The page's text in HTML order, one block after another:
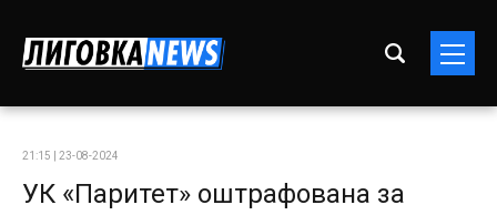
21:15 | 23-08-2024
УК «Паритет» оштрафована за